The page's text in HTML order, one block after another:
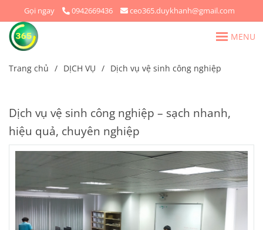
Gọi ngay 0942669436 ceo365.duykhanh@gmail.com
MENU
Trang chủ / DỊCH VỤ / Dịch vụ vệ sinh công nghiệp
Dịch vụ vệ sinh công nghiệp – sạch nhanh,
hiệu quả, chuyên nghiệp